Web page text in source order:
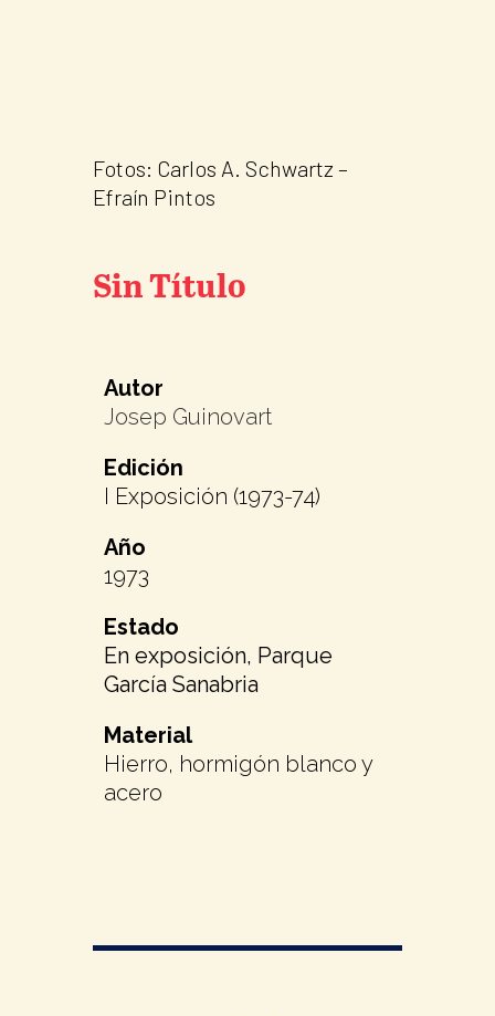
Fotos: Carlos A. Schwartz –
Efraín Pintos
Sin Título
Autor
Josep Guinovart
Edición
I Exposición (1973-74)
Año
1973
Estado
En exposición, Parque
García Sanabria
Material
Hierro, hormigón blanco y
acero